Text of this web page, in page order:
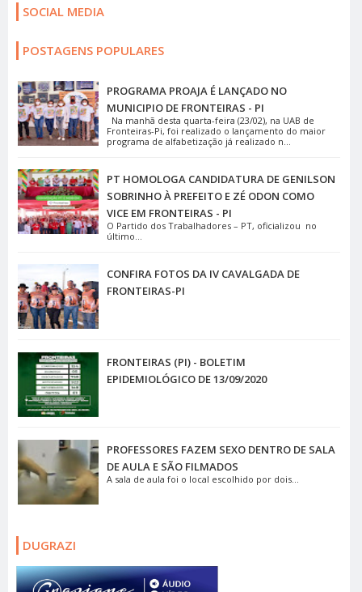
SOCIAL MEDIA
POSTAGENS POPULARES
PROGRAMA PROAJA É LANÇADO NO
MUNICIPIO DE FRONTEIRAS - PI
Na manhã desta quarta-feira (23/02), na UAB de
Fronteiras-Pi, foi realizado o lançamento do maior
programa de alfabetização já realizado n...
PT HOMOLOGA CANDIDATURA DE GENILSON
SOBRINHO À PREFEITO E ZÉ ODON COMO
VICE EM FRONTEIRAS - PI
O Partido dos Trabalhadores – PT, oficializou no
último...
CONFIRA FOTOS DA IV CAVALGADA DE
FRONTEIRAS-PI
FRONTEIRAS (PI) - BOLETIM
EPIDEMIOLÓGICO DE 13/09/2020
PROFESSORES FAZEM SEXO DENTRO DE SALA
DE AULA E SÃO FILMADOS
A sala de aula foi o local escolhido por dois...
DUGRAZI